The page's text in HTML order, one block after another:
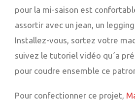
pour la mi-saison est
assortir avec un jean, un
Installez-vous, sortez votre
suivez le tutoriel vidéo qu´a
pour coudre ensemble ce
Pour confectionner ce projet,